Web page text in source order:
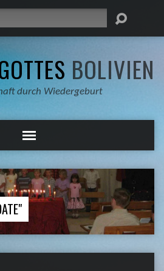
BOLIVIEN
durch Wiedergeburt